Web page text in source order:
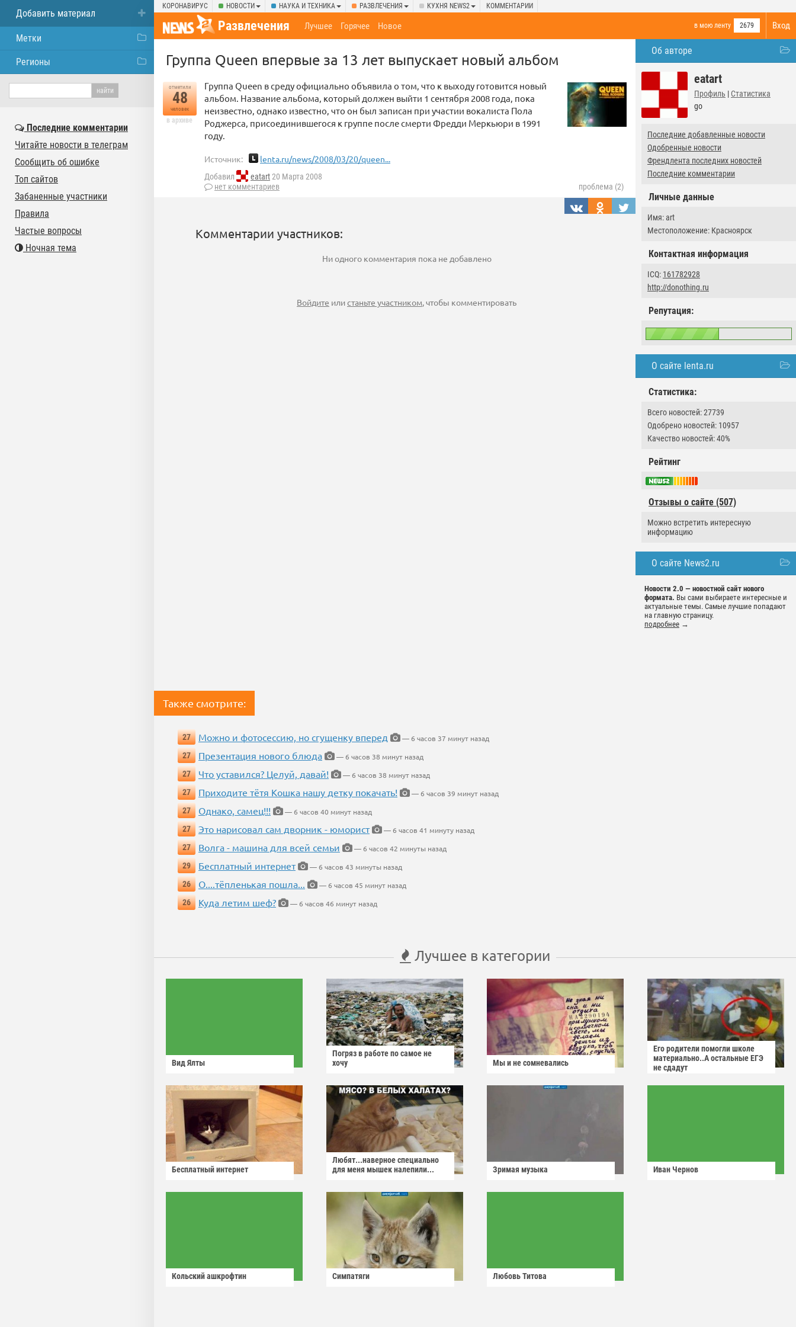
КОРОНАВИРУС НОВОСТИ НАУКА И ТЕХНИКА РАЗВЛЕЧЕНИЯ КУХНЯ NEWS2 КОММЕНТАРИИ
Вход
Развлечения в мою ленту 2679
Лучшее Горячее Новое
Об авторе
eatart
Профиль | Статистика
go
Последние добавленные новости
Одобренные новости
Френдлента последних новостей
Последние комментарии
Личные данные
Имя: art
Местоположение: Красноярск
Контактная информация
ICQ: 161782928
http://donothing.ru
Репутация:
О сайте lenta.ru
Статистика:
Всего новостей: 27739
Одобрено новостей: 10957
Качество новостей: 40%
Рейтинг
Отзывы о сайте (507)
Можно встретить интересную
информацию
О сайте News2.ru
Новости 2.0 — новостной сайт нового
формата. Вы сами выбираете интересные и
актуальные темы. Самые лучшие попадают
на главную страницу.
подробнее →
Группа Queen впервые за 13 лет выпускает новый альбом
отметили
48
человек
в архиве
Группа Queen в среду официально объявила о том, что к выходу готовится новый
альбом. Название альбома, который должен выйти 1 сентября 2008 года, пока
неизвестно, однако известно, что он был записан при участии вокалиста Пола
Роджерса, присоединившегося к группе после смерти Фредди Меркьюри в 1991
году.
Источник: lenta.ru/news/2008/03/20/queen...
Добавил eatart20 Марта 2008
нет комментариев
проблема (2)
Комментарии участников:
Ни одного комментария пока не добавлено
Войдите илистаньте участником, чтобы комментировать
Также смотрите:
27 Можно и фотосессию, но сгущенку вперед
— 6 часов 37 минут назад
27
Презентация нового блюда
— 6 часов 38 минут назад
27
Что уставился? Целуй, давай!
— 6 часов 38 минут назад
27
Приходите тётя Кошка нашу детку покачать!
— 6 часов 39 минут назад
27
Однако, самец!!!
— 6 часов 40 минут назад
27
Это нарисовал сам дворник - юморист
— 6 часов 41 минуту назад
27
Волга - машина для всей семьи
— 6 часов 42 минуты назад
29
Бесплатный интернет
— 6 часов 43 минуты назад
26
О....тёпленькая пошла...
— 6 часов 45 минут назад
26
Куда летим шеф? — 6 часов 46 минут назад
Лучшее в категории
Вид Ялты
Погряз в работе по самое не
хочу
Мы и не сомневались
Его родители помогли школе
материально..А остальные ЕГЭ
не сдадут
Бесплатный интернет
Любят...наверное специально
для меня мышек налепили...
Зримая музыка Иван Чернов
Кольский ашкрофтин Симпатяги Любовь Титова
Добавить материал
Метки
Регионы
Последние комментарии
Читайте новости в телеграм
Сообщить об ошибке
Топ сайтов
Забаненные участники
Правила
Частые вопросы
Ночная тема